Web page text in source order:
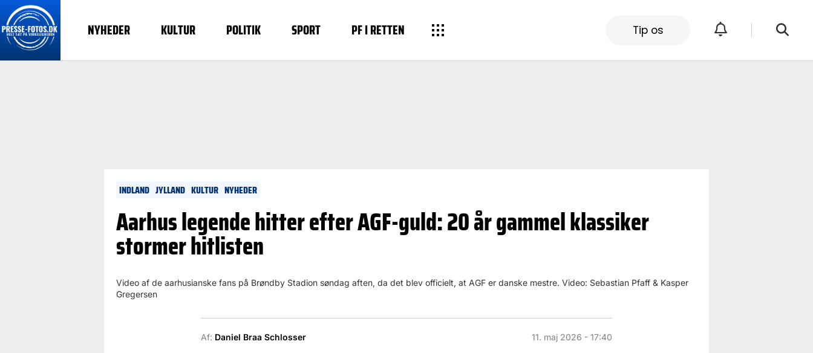
NYHEDER KULTUR POLITIK SPORT PF I RETTEN Tip os
INDLAND JYLLAND KULTUR NYHEDER
Aarhus legende hitter efter AGF-guld: 20 år gammel klassiker
stormer hitlisten
Video af de aarhusianske fans på Brøndby Stadion søndag aften, da det blev officielt, at AGF er danske mestre. Video: Sebastian Pfaff & Kasper
Gregersen
Af: Daniel Braa Schlosser 11. maj 2026 - 17:40